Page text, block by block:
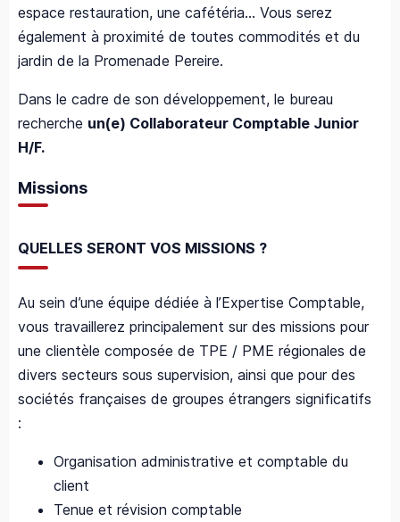
espace restauration, une cafétéria… Vous serez
également à proximité de toutes commodités et du
jardin de la Promenade Pereire.
Dans le cadre de son développement, le bureau
recherche un(e) Collaborateur Comptable Junior
H/F.
Missions
QUELLES SERONT VOS MISSIONS ?
Au sein d’une équipe dédiée à l’Expertise Comptable,
vous travaillerez principalement sur des missions pour
une clientèle composée de TPE / PME régionales de
divers secteurs sous supervision, ainsi que pour des
sociétés françaises de groupes étrangers significatifs
:
Organisation administrative et comptable du
client
Tenue et révision comptable